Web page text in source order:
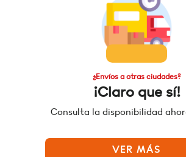
¿Envíos a otras ciudades?
¡Claro que sí!
Consulta la disponibilidad
VER MÁS